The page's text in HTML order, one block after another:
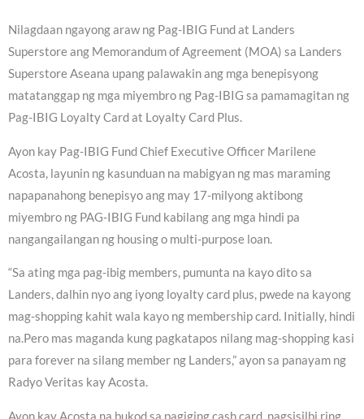
Nilagdaan ngayong araw ng Pag-IBIG Fund at Landers
Superstore ang Memorandum of Agreement (MOA) sa Landers
Superstore Aseana upang palawakin ang mga benepisyong
matatanggap ng mga miyembro ng Pag-IBIG sa pamamagitan ng
Pag-IBIG Loyalty Card at Loyalty Card Plus.
Ayon kay Pag-IBIG Fund Chief Executive Officer Marilene
Acosta, layunin ng kasunduan na mabigyan ng mas maraming
napapanahong benepisyo ang may 17-milyong aktibong
miyembro ng PAG-IBIG Fund kabilang ang mga hindi pa
nangangailangan ng housing o multi-purpose loan.
“Sa ating mga pag-ibig members, pumunta na kayo dito sa
Landers, dalhin nyo ang iyong loyalty card plus, pwede na kayong
mag-shopping kahit wala kayo ng membership card. Initially, hindi
na.Pero mas maganda kung pagkatapos nilang mag-shopping kasi
para forever na silang member ng Landers,” ayon sa panayam ng
Radyo Veritas kay Acosta.
Ayon kay Acosta na bukod sa pagiging cash card, nagsisilbi ring